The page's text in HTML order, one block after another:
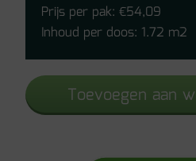
Eligna
Witgeverniste
EL915
Prijs per pak:€54,09
Inhoud per doos: 1.72 m2
Toevoegen aan